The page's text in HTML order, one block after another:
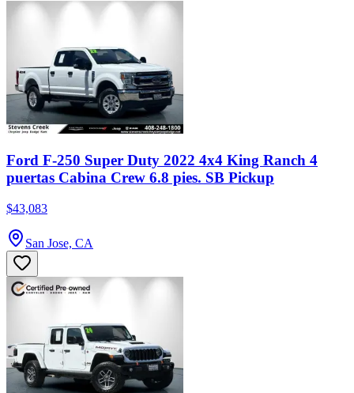
Ford F-250 Super Duty 2022 4x4 King Ranch 4
puertas Cabina Crew 6.8 pies. SB Pickup
$43,083
San Jose, CA